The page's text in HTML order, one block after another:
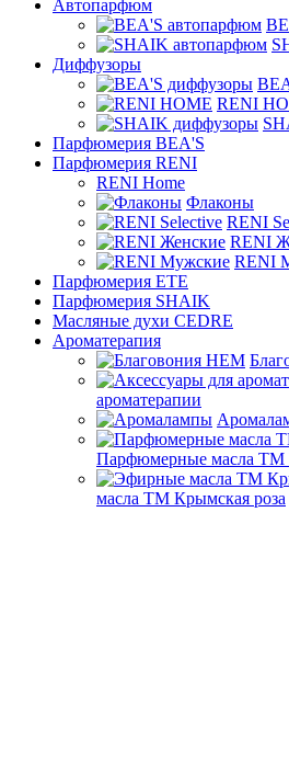
Автопарфюм
Диффузоры
RENI
Парфюмерия BEA'S
Парфюмерия RENI
RENI Home
Флаконы
RENI
RENI
RENI
Парфюмерия ETE
Парфюмерия SHAIK
Масляные духи CEDRE
Ароматерапия
ароматерапии
Парфюмерные масла ТМ
масла ТМ Крымская роза